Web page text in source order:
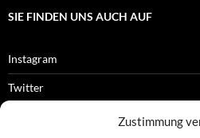
Zustimmung
SIE FINDEN UNS AUCH AUF
Instagram
Twitter